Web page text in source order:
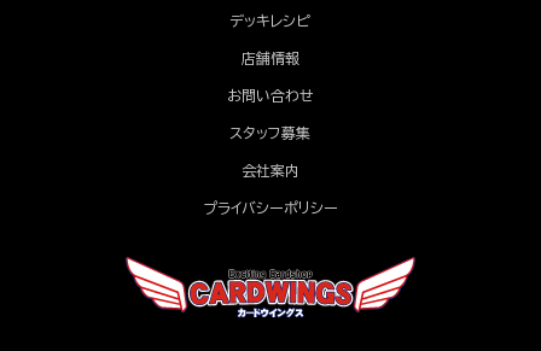
デッキレシピ
店舗情報
お問い合わせ
スタッフ募集
会社案内
プライバシーポリシー